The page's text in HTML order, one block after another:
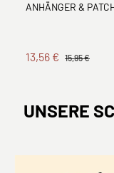
ANHÄNGER &
13,56 € 15,95 €
UNSERE